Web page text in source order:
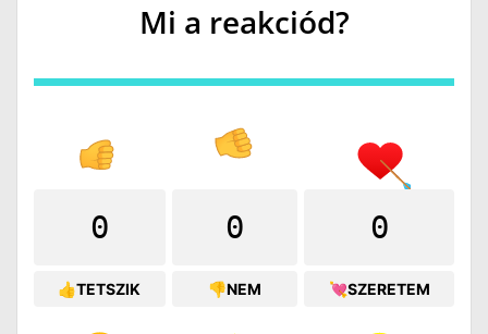
Mi a reakciód?
0
👍TETSZIK
0
👎NEM
0
💘SZERETEM